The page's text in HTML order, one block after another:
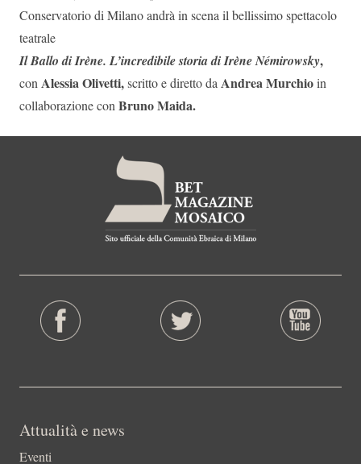
Conservatorio di Milano andrà in scena il bellissimo spettacolo
teatrale
Il Ballo di Irène. L’incredibile storia di Irène Némirowsky,
conAlessia Olivetti,scritto e diretto daAndrea Murchioin
collaborazione conBruno Maida.
Attualità e news
Eventi